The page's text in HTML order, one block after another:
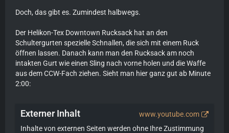
Doch, das gibt es. Zumindest halbwegs.
Der Helikon-Tex Downtown Rucksack hat an den
Schultergurten spezielle Schnallen, die sich mit einem Ruck
öffnen lassen. Danach kann man den Rucksack am noch
intakten Gurt wie einen Sling nach vorne holen und die Waffe
aus dem CCW-Fach ziehen. Sieht man hier ganz gut ab Minute
2:00:
Externer Inhalt
www.youtube.com
Inhalte von externen Seiten werden ohne Ihre Zustimmung